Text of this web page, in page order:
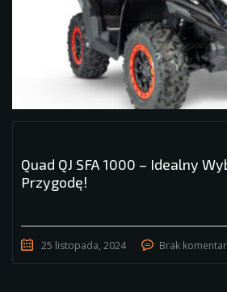
Quad QJ SFA 1000 – Idealny
Przygodę!
25 listopada, 2024 Brak